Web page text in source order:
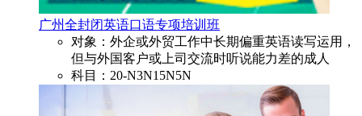
广州全封闭英语口语专项培训班
对象：外企或外贸工作中长期偏重英语读写运用，
但与外国客户或上司交流时听说能力差的成人
科目：20-N3N15N5N